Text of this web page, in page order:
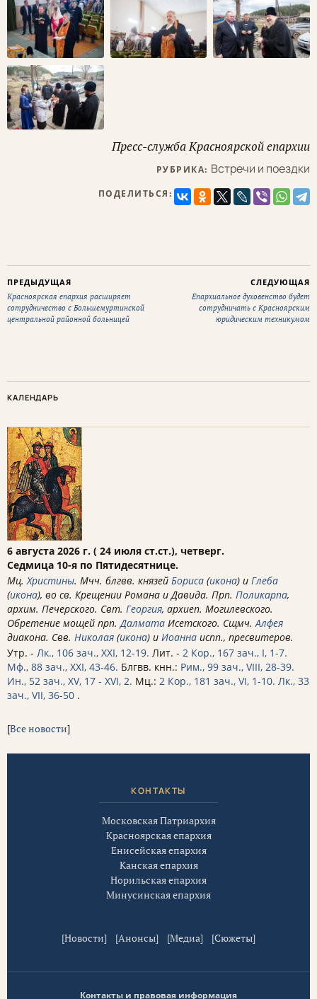
Пресс-служба Красноярской епархии
РУБРИКА: Встречи и поездки
ПОДЕЛИТЬСЯ:
ПРЕДЫДУЩАЯ
Красноярская епархия расширяет
сотрудничество с Большемуртинской
центральной районной больницей
СЛЕДУЮЩАЯ
Епархиальное духовенство будет
сотрудничать с Красноярским
юридическим техникумом
КАЛЕНДАРЬ
6 августа 2026 г. ( 24 июля ст.ст.), четверг.
Седмица 10-я по Пятидесятнице.
Мц. Христины. Мчч. блгвв. князей Бориса (икона) и Глеба
(икона), во св. Крещении Романа и Давида. Прп. Поликарпа,
архим. Печерского. Свт. Георгия, архиеп. Могилевского.
Обретение мощей прп. Далмата Исетского. Сщмч. Алфея
диакона. Свв. Николая (икона) и Иоанна испп., пресвитеров.
Утр. - Лк., 106 зач., XXI, 12-19. Лит. - 2 Кор., 167 зач., I, 1-7.
Мф., 88 зач., XXI, 43-46. Блгвв. кнн.: Рим., 99 зач., VIII, 28-39.
Ин., 52 зач., XV, 17 - XVI, 2. Мц.: 2 Кор., 181 зач., VI, 1-10. Лк., 33
зач., VII, 36-50 .
[Все новости]
КОНТАКТЫ
Московская Патриархия
Красноярская епархия
Енисейская епархия
Канская епархия
Норильская епархия
Минусинская епархия
[Новости] [Анонсы] [Медиа] [Сюжеты]
Контакты и правовая информация